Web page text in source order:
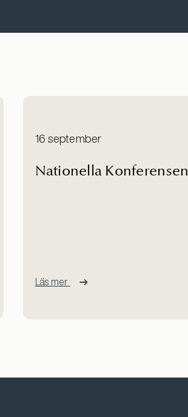
16 september
Nationella Konferensen
Läs mer